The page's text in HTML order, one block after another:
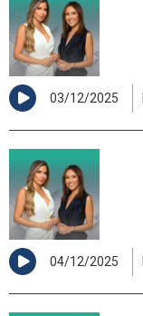
03/12/2025
04/12/2025